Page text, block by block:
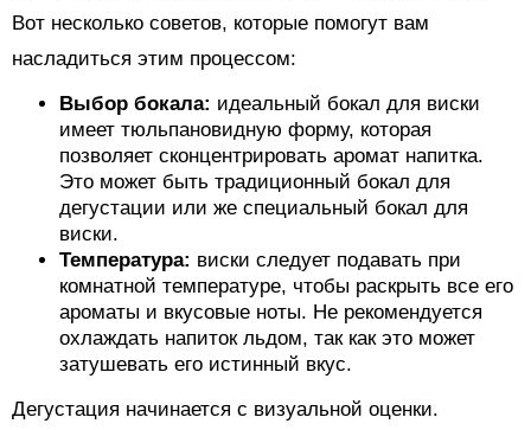
Вот несколько советов, которые помогут вам
насладиться этим процессом:
Выбор бокала: идеальный бокал для виски
имеет тюльпановидную форму, которая
позволяет сконцентрировать аромат напитка.
Это может быть традиционный бокал для
дегустации или же специальный бокал для
виски.
Температура: виски следует подавать при
комнатной температуре, чтобы раскрыть все его
ароматы и вкусовые ноты. Не рекомендуется
охлаждать напиток льдом, так как это может
затушевать его истинный вкус.
Дегустация начинается с визуальной оценки.